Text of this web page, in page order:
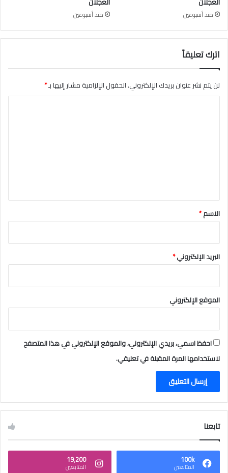
د
ع
و
ة
ل
أ
س
ر
ل
ا
م
و
ا
ل
ه
م
منذ أسبوعين منذ أسبوعين
اترك تعليقاً
لن يتم نشر عنوان بريدك الإلكتروني.الحقول الإلزامية مشار إليها بـ*
*
الاسم*
البريد الإلكتروني*
الموقع الإلكتروني
احفظ اسمي، بريدي الإلكتروني، والموقع الإلكتروني في هذا المتصفح
لاستخدامها المرة المقبلة في تعليقي.
تابعنا
100k
المتابعين
19٬200
المتابعين